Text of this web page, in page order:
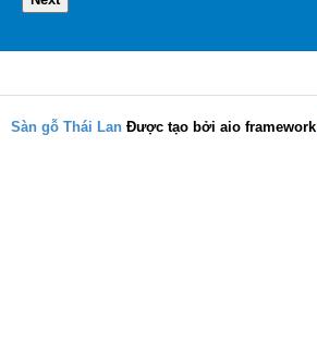
Sàn gỗ Thái Lan Được tạo bởi aio framework